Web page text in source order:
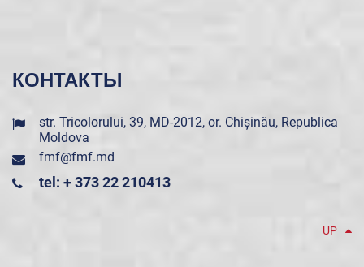
КОНТАКТЫ
str. Tricolorului, 39, MD-2012, or. Chișinău, Republica
Moldova
fmf@fmf.md
tel: + 373 22 210413
UP